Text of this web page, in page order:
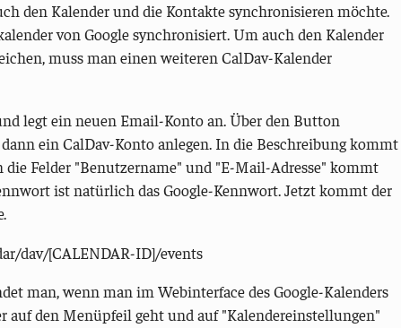
den Kalender und die Kontakte synchronisieren möchte.
von Google synchronisiert. Um auch den Kalender
muss man einen weiteren CalDav-Kalender
legt ein neuen Email-Konto an. Über den Button
ein CalDav-Konto anlegen. In die Beschreibung kommt
die Felder "Benutzername" und "E-Mail-Adresse" kommt
ist natürlich das Google-Kennwort. Jetzt kommt der
dav/[CALENDAR-ID]/events
man, wenn man im Webinterface des Google-Kalenders
auf den Menüpfeil geht und auf "Kalendereinstellungen"